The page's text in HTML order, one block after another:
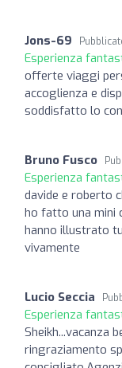
Jons-69
Esperienza
offerte viaggi
accoglienza e
soddisfatto lo
Bruno Fusco
Esperienza
davide e roberto
ho fatto una mini
hanno illustrato
vivamente
Lucio Seccia
Esperienza
Sheikh...vacanza
ringraziamento